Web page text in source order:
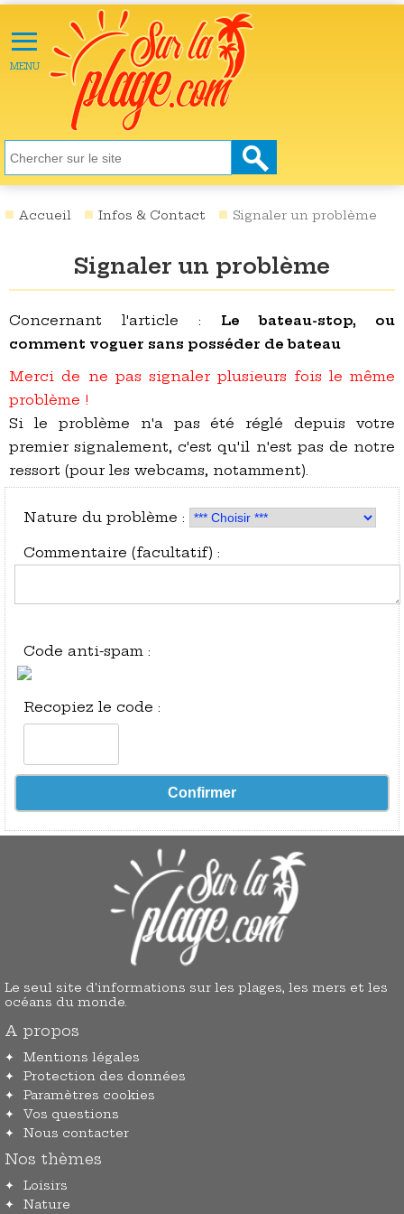
≡
MENU
ACTU
LOISIRS
NATURE
SANTÉ
SOCIÉTÉ
CULTURE
DESTINATIONS
VIDÉOS
Accueil Infos & Contact Signaler un problème
Signaler un problème
Concernant l'article : Le bateau-stop, ou
comment voguer sans posséder de bateau
Merci de ne pas signaler plusieurs fois le même
problème !
Si le problème n'a pas été réglé depuis votre
premier signalement, c'est qu'il n'est pas de notre
ressort (pour les webcams, notamment).
Nature du problème :
Commentaire (facultatif) :
Code anti-spam :
Recopiez le code :
Le seul site d'informations sur les plages, les mers et les
océans du monde.
A propos
Mentions légales
Protection des données
Paramètres cookies
Vos questions
Nous contacter
Nos thèmes
Loisirs
Nature